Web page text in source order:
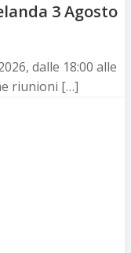
3 Agosto
dalle 18:00 alle
riunioni […]